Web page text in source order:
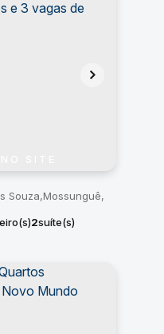
Souza Mossunguê
2suíte(s)